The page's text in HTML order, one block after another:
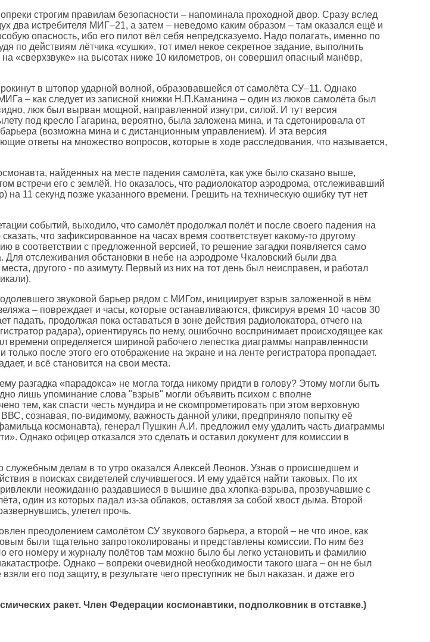
строгим правилам безопасности – напоминала проходной двор. Сразу вслед
два истребителя МИГ–21, а затем – неведомо каким образом – там оказался ещё и
опасность, ибо его пилот вёл себя непредсказуемо. Надо полагать, именно по
по действиям лётчика «сушки», тот имел некое секретное задание, выполнить
«сверхзвуке» на высотах ниже 10 километров, он совершил опасный манёвр,
в штопор ударной волной, образовавшейся от самолёта СУ–11. Однако
– как следует из записной книжки Н.П.Каманина – один из люков самолёта был
люк был вырван мощной, направленной изнутри, силой. И тут версия
под кресло Гагарина, вероятно, была заложена мина, и та сдетонировала от
(возможна мина и с дистанционным управлением). И эта версия
ответы на множество вопросов, которые в ходе расследования, что называется,
найденных на месте падения самолёта, как уже было сказано выше,
встречи его с землёй. Но оказалось, что радиолокатор аэродрома, отслеживавший
11 секунд позже указанного времени. Грешить на техническую ошибку тут нет
событий, выходило, что самолёт продолжал полёт и после своего падения на
что зафиксированное на часах время соответствует какому-то другому
в соответствии с предложенной версией, то решение загадки появляется само
отслеживания обстановки в небе на аэродроме Чкаловский были два
другого - по азимуту. Первый из них на тот день был неисправен, и работал
звуковой барьер рядом с МИГом, инициирует взрыв заложенной в нём
– повреждает и часы, которые останавливаются, фиксируя время 10 часов 30
падать, продолжая пока оставаться в зоне действия радиолокатора, отчего на
радара), ориентируясь по нему, ошибочно воспринимает происходящее как
времени определяется шириной рабочего лепестка диаграммы направленности
после этого его отображение на экране и на ленте регистратора пропадает.
и всё становится на свои места.
разгадка «парадокса» не могла тогда никому придти в голову? Этому могли быть
лишь упоминание слова "взрыв" могли объявить психом с вполне
тем, как спасти честь мундира и не скомпрометировать при этом верховную
сознавая, по-видимому, важность данной улики, предприняло попытку её
космонавта), генерал Пушкин А.И. предложил ему удалить часть диаграммы
Однако офицер отказался это сделать и оставил документ для комиссии в
делам в то утро оказался Алексей Леонов. Узнав о происшедшем и
в поисках свидетелей случившегося. И ему удаётся найти таковых. По их
неожиданно раздавшиеся в вышине два хлопка-взрыва, прозвучавшие с
один из которых падал из-за облаков, оставляя за собой хвост дыма. Второй
улетел прочь.
преодолением самолётом СУ звукового барьера, а второй – не что иное, как
были тщательно запротоколированы и представлены комиссии. По ним без
его номеру и журналу полётов там можно было бы легко установить и фамилию
Однако – вопреки очевидной необходимости такого шага – он не был
его под защиту, в результате чего преступник не был наказан, и даже его
ракет. Член Федерации космонавтики, подполковник в отставке.)